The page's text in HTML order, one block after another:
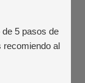
5 pasos de
recomiendo al